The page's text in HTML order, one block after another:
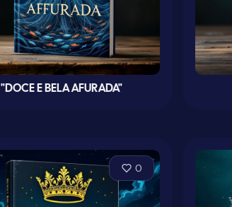
"DOCE E BELA AFURADA"
0